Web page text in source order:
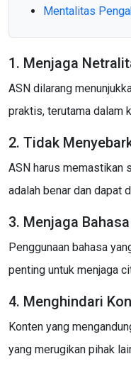
Mentalitas
1. Menjaga
ASN dilarang
praktis, terutama dalam
2. Tidak
ASN harus memastikan
adalah benar dan dapat
3. Menjaga
Penggunaan bahasa
penting untuk menjaga
4. Menghindari
Konten yang
yang merugikan pihak